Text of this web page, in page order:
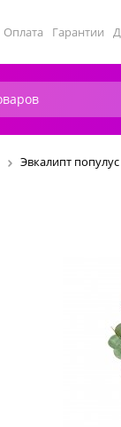
Оплата Гарантии
Эвкалипт популус